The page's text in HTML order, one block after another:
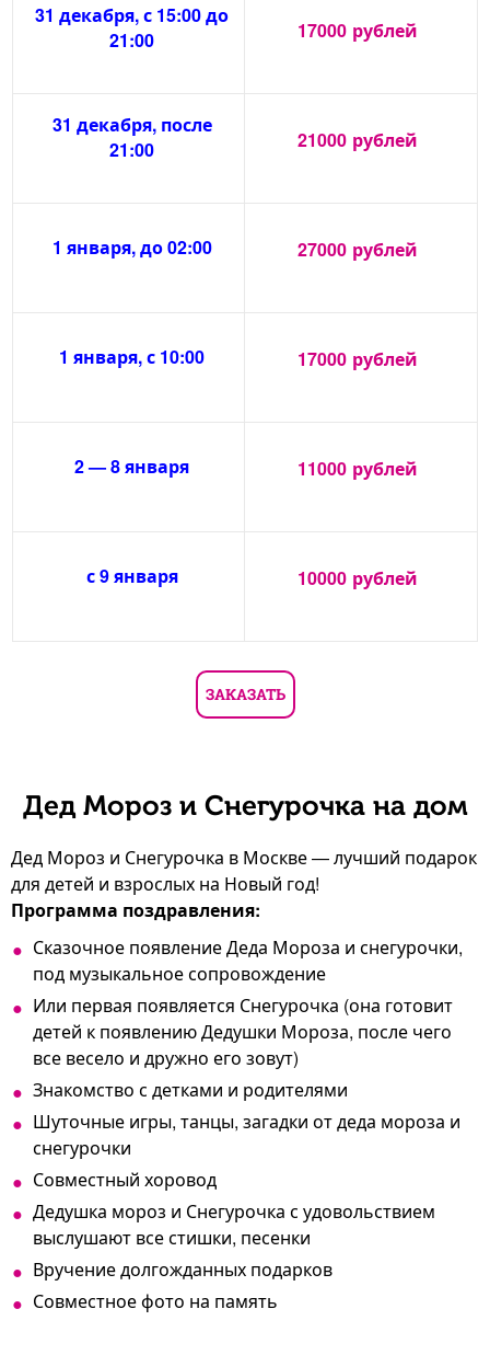
31 декабря, с 15:00 до
21:00
17000 рублей
31 декабря, после
21:00
21000 рублей
1 января, до 02:00 27000 рублей
1 января, с 10:00 17000 рублей
2 — 8 января 11000 рублей
с 9 января 10000 рублей
ЗАКАЗАТЬ
Дед Мороз и Снегурочка на дом
Дед Мороз и Снегурочка в Москве — лучший подарок
для детей и взрослых на Новый год!
Программа поздравления:
Сказочное появление Деда Мороза и снегурочки,
под музыкальное сопровождение
Или первая появляется Снегурочка (она готовит
детей к появлению Дедушки Мороза, после чего
все весело и дружно его зовут)
Знакомство с детками и родителями
Шуточные игры, танцы, загадки от деда мороза и
снегурочки
Совместный хоровод
Дедушка мороз и Снегурочка с удовольствием
выслушают все стишки, песенки
Вручение долгожданных подарков
Совместное фото на память